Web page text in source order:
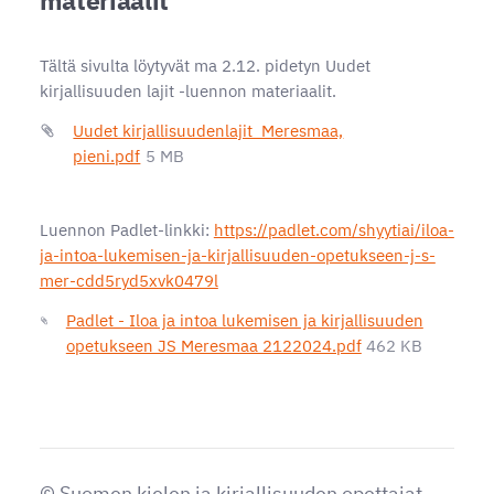
Tältä sivulta löytyvät ma 2.12. pidetyn Uudet
kirjallisuuden lajit -luennon materiaalit.
Uudet kirjallisuudenlajit_Meresmaa,
pieni.pdf 5 MB
Luennon Padlet-linkki: https://padlet.com/shyytiai/iloa-
ja-intoa-lukemisen-ja-kirjallisuuden-opetukseen-j-s-
mer-cdd5ryd5xvk0479l
Padlet - Iloa ja intoa lukemisen ja kirjallisuuden
opetukseen JS Meresmaa 2122024.pdf 462 KB